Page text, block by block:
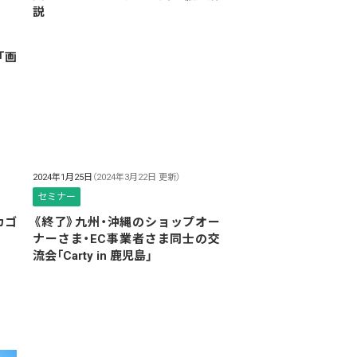
画
説
ゴ
2024年1月25日 （2024年3月22日 更新）
セミナー
《終了》九州・沖縄のショップオー
ナーさま・EC事業者さま同士の交
流会「Carty in 鹿児島」